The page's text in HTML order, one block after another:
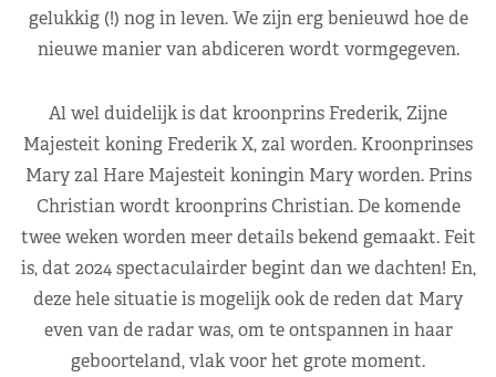
gelukkig (!) nog in leven. We zijn erg benieuwd hoe de
nieuwe manier van abdiceren wordt vormgegeven.
Al wel duidelijk is dat kroonprins Frederik, Zijne
Majesteit koning Frederik X, zal worden. Kroonprinses
Mary zal Hare Majesteit koningin Mary worden. Prins
Christian wordt kroonprins Christian. De komende
twee weken worden meer details bekend gemaakt. Feit
is, dat 2024 spectaculairder begint dan we dachten! En,
deze hele situatie is mogelijk ook de reden dat Mary
even van de radar was, om te ontspannen in haar
geboorteland, vlak voor het grote moment.